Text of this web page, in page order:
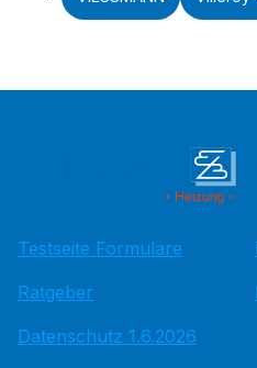
Testseite Formulare
Ratgeber
Datenschutz 1.6.2026